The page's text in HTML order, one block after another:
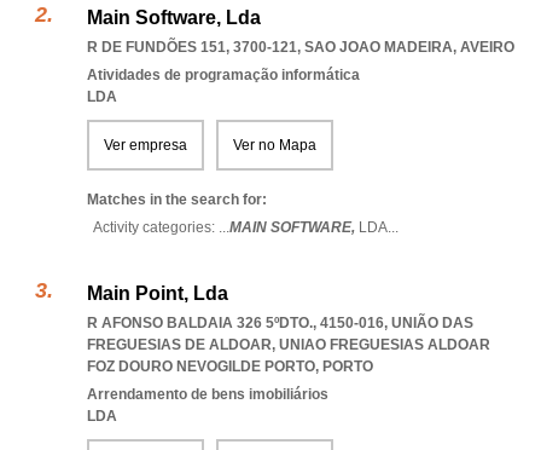
Main Software, Lda
R DE FUNDÕES 151, 3700-121, SAO JOAO MADEIRA, AVEIRO
Atividades de programação informática
LDA
Ver empresa Ver no Mapa
Matches in the search for:
Activity categories: ...MAIN SOFTWARE, LDA...
Main Point, Lda
R AFONSO BALDAIA 326 5ºDTO., 4150-016, UNIÃO DAS
FREGUESIAS DE ALDOAR, UNIAO FREGUESIAS ALDOAR
FOZ DOURO NEVOGILDE PORTO, PORTO
Arrendamento de bens imobiliários
LDA